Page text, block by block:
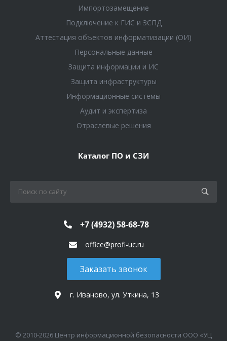
Импортозамещение
Подключение к ГИС и ЗСПД
Аттестация объектов информатизации (ОИ)
Персональные данные
Защита информации и ИС
Защита инфраструктуры
Информационные системы
Аудит и экспертиза
Отраслевые решения
Каталог ПО и СЗИ
+7 (4932) 58-68-78
office@profi-uc.ru
Заказать звонок
г. Иваново, ул. Уткина, 13
© 2010-2026 Центр информационной безопасности ООО «УЦ